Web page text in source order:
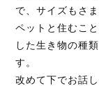
で、サイズもさま
ペットと住むこ
した生き物の種
す。
改めて下でお話